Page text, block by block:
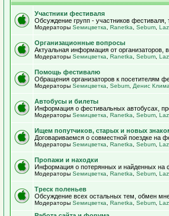
Участники фестиваля
Обсуждение групп - участников фестиваля,
Модераторы Sемицветка Ranetka Sebum
Организационные вопросы
Актуальная информация от организаторов,
Модераторы Sемицветка Ranetka Sebum
Помощь фестивалю
Обращения организаторов к посетителям
Модераторы Sемицветка Sebum Денис
Автобусы и билеты
Информация о фестивальных автобусах,
Модераторы Sемицветка Ranetka Sebum
Ищем попутчиков, старых и новых
Договариваемся о совместной поездке
Модераторы Sемицветка Ranetka Sebum
Пропажи и находки
Информация о потерянных и найденных на
Модераторы Sемицветка Ranetka Sebum
Треск поленьев
Обсуждение всех остальных тем, обмен
Модераторы Sемицветка Ranetka Sebum